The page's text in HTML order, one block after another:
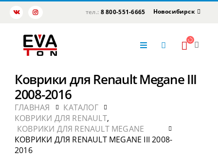
тел.: 8 800-551-6665 Новосибирск
Коврики для Renault Megane III
2008-2016
ГЛАВНАЯ
КАТАЛОГ
КОВРИКИ ДЛЯ RENAULT,
КОВРИКИ ДЛЯ RENAULT MEGANE
КОВРИКИ ДЛЯ RENAULT MEGANE III 2008-
2016